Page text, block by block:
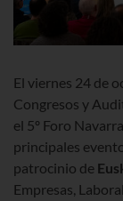
El viernes 24 de
Congresos y
el 5º Foro
principales
patrocinio de
Empresas,